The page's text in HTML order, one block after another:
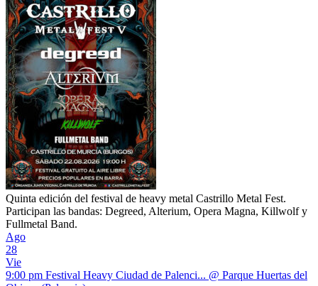
Quinta edición del festival de heavy metal Castrillo Metal Fest.
Participan las bandas: Degreed, Alterium, Opera Magna, Killwolf y
Fullmetal Band.
Ago
28
Vie
9:00 pm Festival Heavy Ciudad de Palenci... @ Parque Huertas del